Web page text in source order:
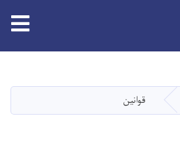
دانګل
قوانین